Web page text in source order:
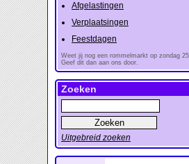
Afgelastingen
Verplaatsingen
Feestdagen
Weet jij nog een rommelmarkt op zondag
Geef dit dan aan ons door.
Zoeken
Uitgebreid zoeken